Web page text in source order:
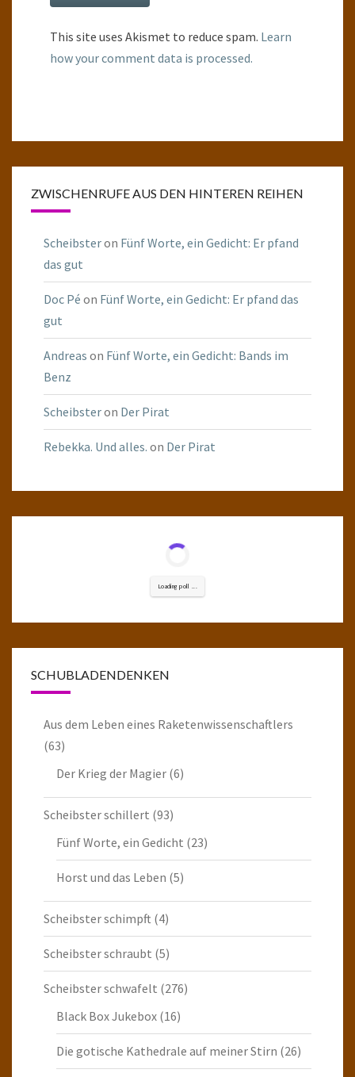
This site uses Akismet to reduce spam. Learn
how your comment data is processed.
ZWISCHENRUFE AUS DEN HINTEREN REIHEN
Scheibsteron Fünf Worte, ein Gedicht: Er pfand
das gut
Doc Pé on Fünf Worte, ein Gedicht: Er pfand das
gut
Andreas on Fünf Worte, ein Gedicht: Bands im
Benz
Scheibsteron Der Pirat
Rebekka. Und alles. on Der Pirat
Loading poll ...
SCHUBLADENDENKEN
Aus dem Leben eines Raketenwissenschaftlers
(63)
Der Krieg der Magier (6)
Scheibster schillert (93)
Fünf Worte, ein Gedicht (23)
Horst und das Leben (5)
Scheibster schimpft (4)
Scheibster schraubt (5)
Scheibster schwafelt (276)
Black Box Jukebox (16)
Die gotische Kathedrale auf meiner Stirn (26)